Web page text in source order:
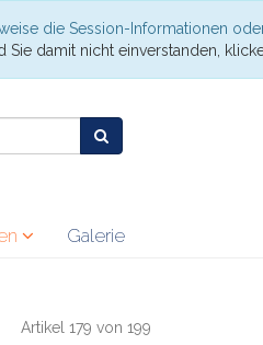
die Session-Informationen
Sie damit nicht einverstanden,
Galerie
Artikel 179 von 199